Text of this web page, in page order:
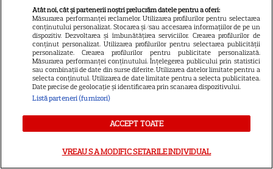
Ce este decoctul, cum se
obţine şi care sunt utilizările
acestuia
ALTE ARTICOLE
Atât noi, cât și partenerii noștri prelucrăm datele pentru a oferi:
Măsurarea performanței reclamelor. Utilizarea profilurilor pentru selectarea
conținutului personalizat. Stocarea și/sau accesarea informațiilor de pe un
dispozitiv. Dezvoltarea și îmbunătățirea serviciilor. Crearea profilurilor de
conținut personalizat. Utilizarea profilurilor pentru selectarea publicității
personalizate. Crearea profilurilor pentru publicitate personalizată.
Măsurarea performanței conținutului. Înțelegerea publicului prin statistici
sau combinații de date din surse diferite. Utilizarea datelor limitate pentru a
selecta conținutul. Utilizarea de date limitate pentru a selecta publicitatea.
Date precise de geolocație și identificarea prin scanarea dispozitivului.
Listă parteneri (furnizori)
ACCEPT TOATE
VREAU SA MODIFIC SETARILE INDIVIDUAL